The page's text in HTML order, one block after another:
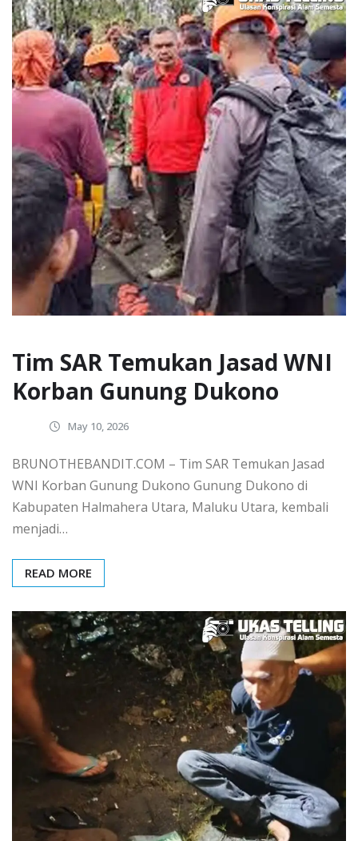
Tim SAR Temukan Jasad WNI
Korban Gunung Dukono
May 10, 2026
BRUNOTHEBANDIT.COM – Tim SAR Temukan Jasad
WNI Korban Gunung Dukono Gunung Dukono di
Kabupaten Halmahera Utara, Maluku Utara, kembali
menjadi…
READ MORE